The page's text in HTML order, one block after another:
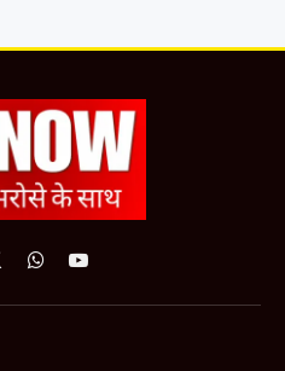
WhatsApp
YouTube